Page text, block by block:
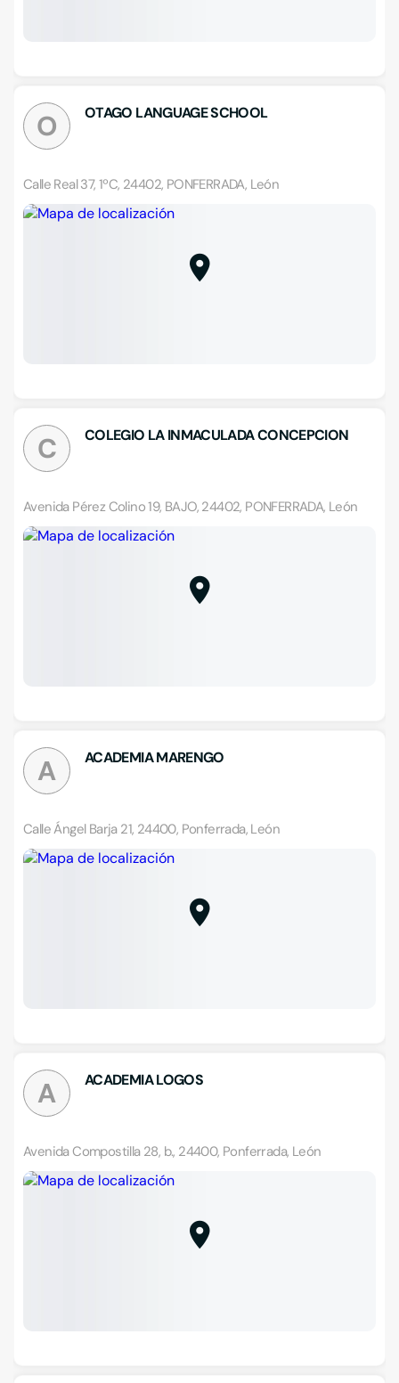
O OTAGO LANGUAGE SCHOOL
Calle Real 37, 1ºC, 24402, PONFERRADA, León
C COLEGIO LA INMACULADA CONCEPCION
Avenida Pérez Colino 19, BAJO, 24402, PONFERRADA, León
A ACADEMIA MARENGO
Calle Ángel Barja 21, 24400, Ponferrada, León
A ACADEMIA LOGOS
Avenida Compostilla 28, b., 24400, Ponferrada, León